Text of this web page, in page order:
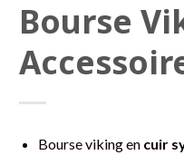
Bourse
Bourse viking en cuir